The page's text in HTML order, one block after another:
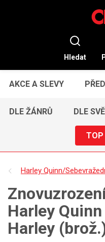
Hledat
AKCE A SLEVY
DLE ŽÁNRŮ DLE
TOP
Harley Quinn/
Harley
Harley